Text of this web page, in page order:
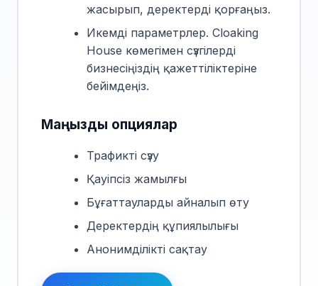
жасырып, деректерді қорғаңыз.
Икемді параметрлер. Cloaking
House көмегімен сүзгілерді
бизнесіңіздің қажеттіліктеріне
бейімдеңіз.
Маңызды опциялар
Трафикті сүзу
Қауіпсіз жамылғы
Бұғаттауларды айналып өту
Деректердің құпиялылығы
Анонимділікті сақтау